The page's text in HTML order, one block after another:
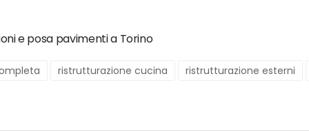
e posa pavimenti a Torino
ristrutturazione cucina ristrutturazione esterni